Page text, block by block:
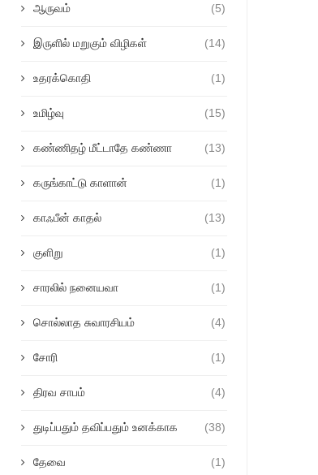
ஆருவம் (5)
இருளில் மறுகும் விழிகள் (14)
உதரக்கொதி (1)
உமிழ்வு (15)
கண்ணிதழ் மீட்டாதே கண்ணா (13)
கருங்காட்டு காளான் (1)
காஃபீன் காதல் (13)
குளிறு (1)
சாரலில் நனையவா (1)
சொல்லாத சுவாரசியம் (4)
சோரி (1)
திரவ சாபம் (4)
துடிப்பதும் தவிப்பதும் உனக்காக (38)
தேவை (1)